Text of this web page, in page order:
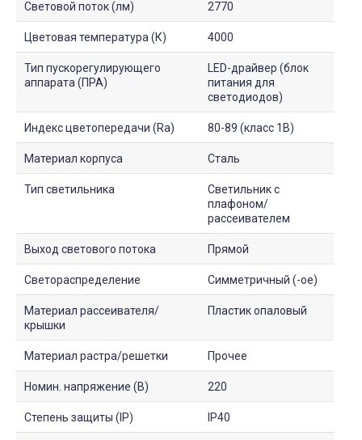
Световой поток (лм) 2770
Цветовая температура (К) 4000
Тип пускорегулирующего
аппарата (ПРА)
LED-драйвер (блок
питания для
светодиодов)
Индекс цветопередачи (Ra) 80-89 (класс 1B)
Материал корпуса Сталь
Тип светильника
Светильник с
плафоном/
рассеивателем
Выход светового потока Прямой
Светораспределение Симметричный (-ое)
Материал рассеивателя/
крышки
Пластик опаловый
Материал растра/решетки Прочее
Номин. напряжение (В) 220
Степень защиты (IP) IP40